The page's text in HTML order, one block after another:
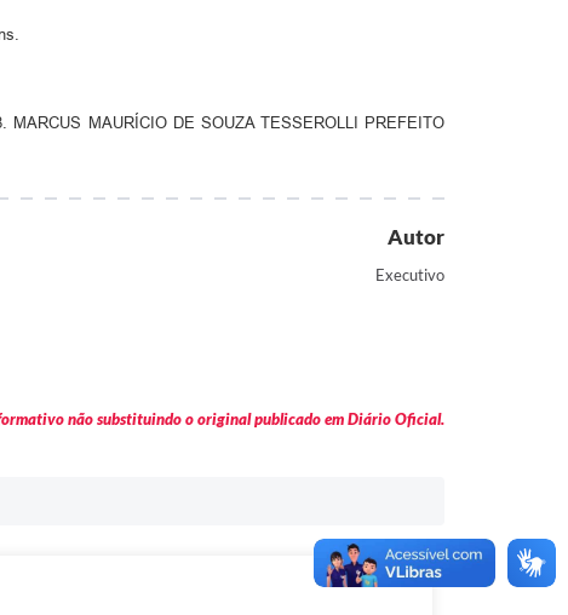
MAURÍCIO DE SOUZA TESSEROLLI PREFEITO
Autor
Executivo
não substituindo o original publicado em Diário Oficial.